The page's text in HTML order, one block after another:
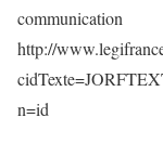
communication
http://
n=id